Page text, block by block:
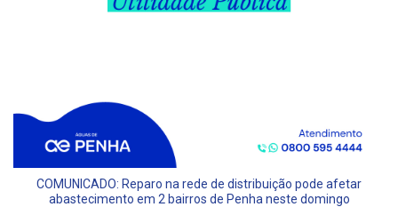
COMUNICADO: Reparo na rede de distribuição pode afetar
abastecimento em 2 bairros de Penha neste domingo